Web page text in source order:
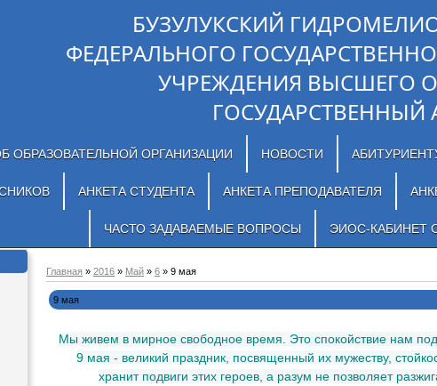
БУЗУЛУКСКИЙ
ФЕДЕРАЛЬНОГО
УЧРЕЖДЕНИЯ ВЫСШЕГО
ГОСУДАРСТВЕННЫЙ
ОБРАЗОВАТЕЛЬНОЙ ОРГАНИЗАЦИИ НОВОСТИ
АНКЕТА СТУДЕНТА АНКЕТА ПРЕПОДАВАТЕЛЯ
ЧАСТО ЗАДАВАЕМЫЕ ВОПРОСЫ ЭИОС-КАБИНЕТ
Главная » 2016 » Май » 6 » 9 мая
9 мая
Мы живем в мирное свободное время. Это спокойствие нам
9 мая - великий праздник, посвященный их мужеству,
хранит подвиги этих героев, а разум не позволяет